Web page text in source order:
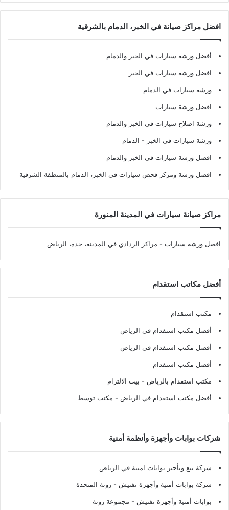
افضل مراكز صيانة في الخبر، الدمام بالشرقية
أفضل ورشة سيارات في الخبر والدمام
افضل ورشة سيارات في الخبر
ورشة سيارات في الدمام
افضل ورشة سيارات
ورشة اصلاح سيارات في الخبر والدمام
ورشة سيارات في الخبر - الدمام
افضل ورشة سيارات في الخبر والدمام
افضل ورشة ومركز فحص سيارات في الخبر، الدمام بالمنطقة الشرقية
مراكز صيانة سيارات في المدينة المنورة
افضل ورشة سيارات - مراكز الردادي في المدينة، جدة، الرياض
أفضل مكاتب استقدام
مكتب استقدام
أفضل مكتب استقدام في الرياض
أفضل مكتب استقدام في الرياض
أفضل مكتب استقدام
مكتب استقدام بالرياض - بيت الالتزام
أفضل مكتب استقدام في الرياض - مكتب توسط
شركات بوابات وأجهزة وأنظمة أمنية
شركة بيع وتأجير بوابات امنية في الرياض
شركة بوابات أمنية وأجهزة تفتيش - زونة المتحدة
بوابات أمنية وأجهزة تفتيش - مجموعة زونة